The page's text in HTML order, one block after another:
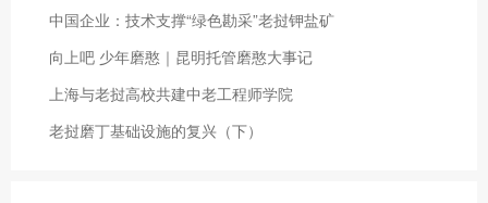
中国企业：技术支撑“绿色勘采”老挝钾盐矿
向上吧 少年磨憨｜昆明托管磨憨大事记
上海与老挝高校共建中老工程师学院
老挝磨丁基础设施的复兴（下）